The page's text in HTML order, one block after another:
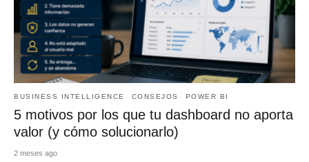
BUSINESS INTELLIGENCE CONSEJOS POWER BI
5 motivos por los que tu dashboard no aporta
valor (y cómo solucionarlo)
2 meses ago